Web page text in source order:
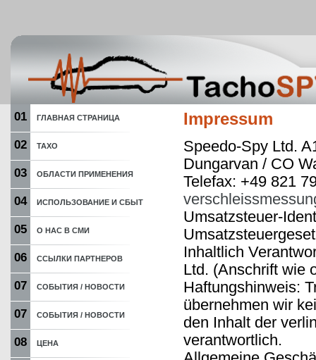
01 ГЛАВНАЯ СТРАНИЦА
02 ТАХО
03 ОБЛАСТИ ПРИМЕНЕНИЯ
04 ИСПОЛЬЗОВАНИЕ И СБЫТ
05 О НАС В СМИ
06 ССЫЛКИ ПАРТНЕРОВ
07 СОБЫТИЯ / НОВОСТИ
07 СОБЫТИЯ / НОВОСТИ
08 ЦЕНА
Impressum
Speedo-Spy Ltd.
Dungarvan / CO
Telefax: +49 821
Umsatzsteuer-
Inhaltlich
Ltd. (Anschrift wie
Haftungshinweis:
übernehmen wir
den Inhalt der
verantwortlich.